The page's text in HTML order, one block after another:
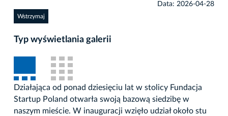
Data: 2026-04-28
Wstrzymaj
Typ wyświetlania galerii
Działająca od ponad dziesięciu lat w stolicy Fundacja
Startup Poland otwarła swoją bazową siedzibę w
naszym mieście. W inauguracji wzięło udział około stu